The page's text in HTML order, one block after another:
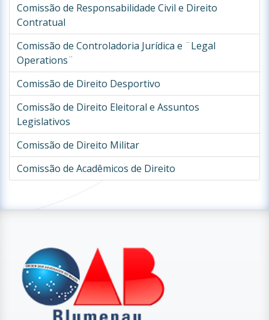
Comissão de Responsabilidade Civil e Direito
Contratual
Comissão de Controladoria Jurídica e ¨Legal
Operations¨
Comissão de Direito Desportivo
Comissão de Direito Eleitoral e Assuntos
Legislativos
Comissão de Direito Militar
Comissão de Acadêmicos de Direito